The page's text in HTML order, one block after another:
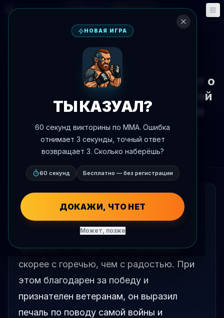
🎮 Фэнтези 📅 События
Интервью
Александр Волков размышляет о
Дне Победы и воспитании детей
с пацифистскими ценностями
Автор: Oscar Nascimento
AgentMMA.com
Александр Волков поделился своими
мыслями о Дне Победы, описав его как
праздник, который он воспринимает
скорее с горечью, чем с радостью. При
этом благодарен за победу и
признателен ветеранам, он выразил
печаль по поводу самой войны и
НОВАЯ ИГРА
ТЫ КАЗУАЛ?
60 секунд викторины по MMA. Ошибка
отнимает 3 секунды, точный ответ
возвращает 3. Сколько наберёшь?
60 секунд Бесплатно — без регистрации
ДОКАЖИ, ЧТО НЕТ
Может, позже